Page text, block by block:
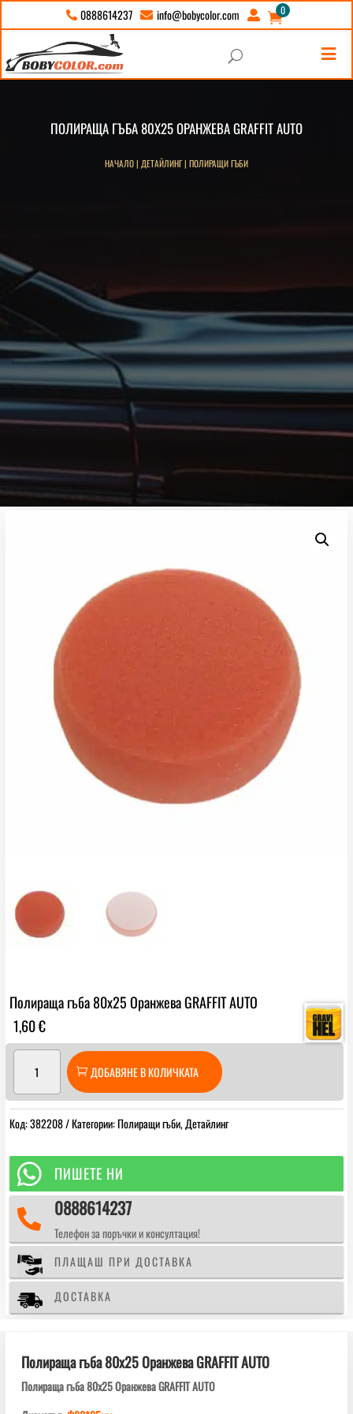
 0888614237  info@bobycolor.com  
0

U
ПОЛИРАЩА ГЪБА 80Х25 ОРАНЖЕВА GRAFFIT AUTO
НАЧАЛО| ДЕТАЙЛИНГ| ПОЛИРАЩИ ГЪБИ
Полираща гъба 80х25 Оранжева GRAFFIT AUTO
1,60€
Полираща
гъба
80х25
GRAFFIT
AUTO
ДОБАВЯНЕ В КОЛИЧКАТА
Код:382208 Категории:Полиращи гъби,Детайлинг
 ПИШЕТЕ НИ
 0888614237
Телефон за поръчки и консултация!
ПЛАЩАШ ПРИ ДОСТАВКА
ДОСТАВКА
Полираща гъба 80х25 Оранжева GRAFFIT AUTO
Полираща гъба 80х25 Оранжева GRAFFIT AUTO